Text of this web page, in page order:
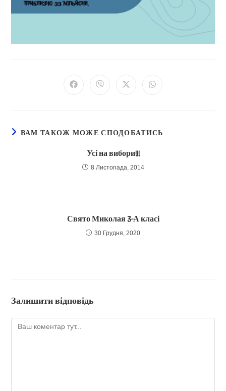
ВідкритиВідкритиВідкритиВідкрити
ВАМ ТАКОЖ МОЖЕ СПОДОБАТИСЬ
Усі на вибори!!!
8 Листопада, 2014
Свято Миколая 3-А класі
30 Грудня, 2020
Залишити відповідь
Коментар